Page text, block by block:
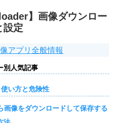
】画像ダウンロー
設定
アプリ全般情報
別人気記事
使い方と危険性
像をダウンロードして保存する